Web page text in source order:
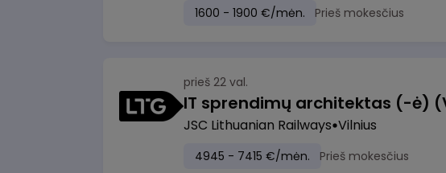
1600 - 1900 €/mėn. Prieš mokesčius
prieš 22 val.
IT sprendimų architektas (-ė)
JSC Lithuanian Railways Vilnius
4945 - 7415 €/mėn. Prieš mokesčius